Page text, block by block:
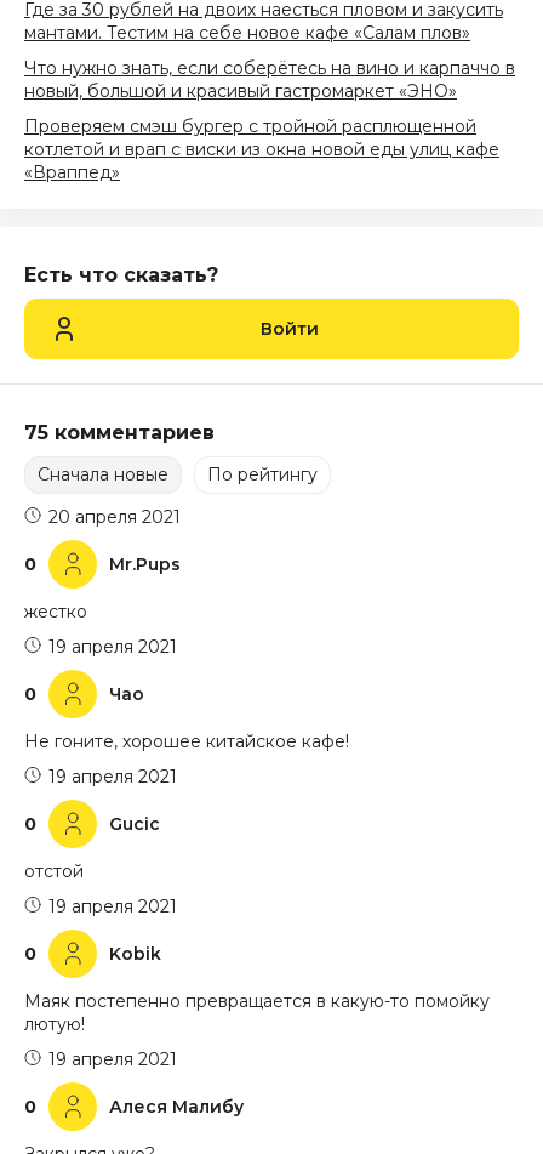
Где за 30 рублей на двоих наесться пловом и закусить
мантами. Тестим на себе новое кафе «Салам плов»
Что нужно знать, если соберётесь на вино и карпаччо в
новый, большой и красивый гастромаркет «ЭНО»
Проверяем смэш бургер с тройной расплющенной
котлетой и врап с виски из окна новой еды улиц кафе
«Враппед»
Есть что сказать?
Войти
75 комментариев
Сначала новые По рейтингу
0 Mr.Pups
20 апреля 2021
жестко
0 Чао
19 апреля 2021
Не гоните, хорошее китайское кафе!
0 Gucic
19 апреля 2021
отстой
0 Kobik
19 апреля 2021
Маяк постепенно превращается в какую-то помойку
лютую!
0 Алеся Малибу
19 апреля 2021